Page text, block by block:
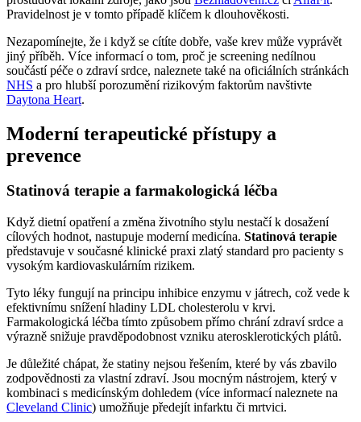
Pravidelnost je v tomto případě klíčem k dlouhověkosti.
Nezapomínejte, že i když se cítíte dobře, vaše krev může vyprávět
jiný příběh. Více informací o tom, proč je screening nedílnou
součástí péče o zdraví srdce, naleznete také na oficiálních stránkách
NHS a pro hlubší porozumění rizikovým faktorům navštivte
Daytona Heart.
Moderní terapeutické přístupy a
prevence
Statinová terapie a farmakologická léčba
Když dietní opatření a změna životního stylu nestačí k dosažení
cílových hodnot, nastupuje moderní medicína. Statinová terapie
představuje v současné klinické praxi zlatý standard pro pacienty s
vysokým kardiovaskulárním rizikem.
Tyto léky fungují na principu inhibice enzymu v játrech, což vede k
efektivnímu snížení hladiny LDL cholesterolu v krvi.
Farmakologická léčba tímto způsobem přímo chrání zdraví srdce a
výrazně snižuje pravděpodobnost vzniku aterosklerotických plátů.
Je důležité chápat, že statiny nejsou řešením, které by vás zbavilo
zodpovědnosti za vlastní zdraví. Jsou mocným nástrojem, který v
kombinaci s medicínským dohledem (více informací naleznete na
Cleveland Clinic) umožňuje předejít infarktu či mrtvici.